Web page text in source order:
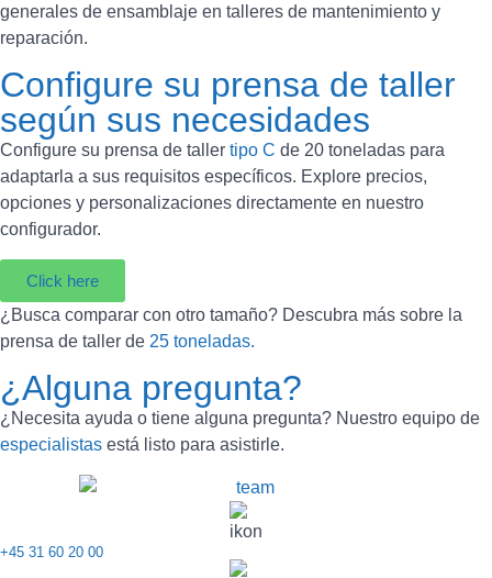
generales de ensamblaje en talleres de mantenimiento y
reparación.
Configure su prensa de taller
según sus necesidades
Configure su prensa de taller tipo C de 20 toneladas para
adaptarla a sus requisitos específicos. Explore precios,
opciones y personalizaciones directamente en nuestro
configurador.
Click here
¿Busca comparar con otro tamaño? Descubra más sobre la
prensa de taller de 25 toneladas.
¿Alguna pregunta?
¿Necesita ayuda o tiene alguna pregunta? Nuestro equipo de
especialistas está listo para asistirle.
+45 31 60 20 00